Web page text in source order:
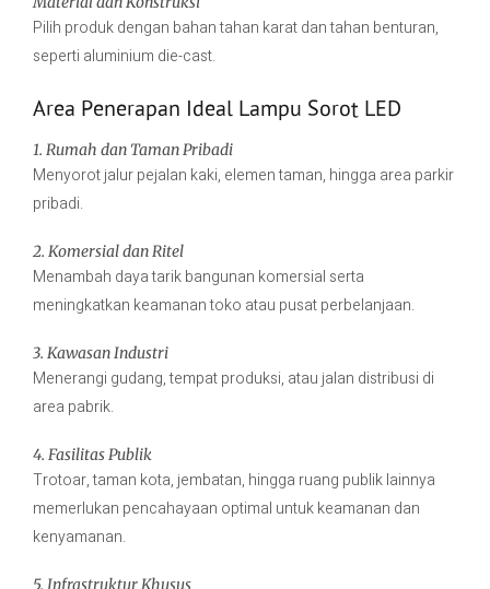
Pilih produk dengan bahan tahan karat dan tahan benturan,
seperti aluminium die-cast.
Area Penerapan Ideal Lampu Sorot LED
1. Rumah dan Taman Pribadi
Menyorot jalur pejalan kaki, elemen taman, hingga area parkir
pribadi.
2. Komersial dan Ritel
Menambah daya tarik bangunan komersial serta
meningkatkan keamanan toko atau pusat perbelanjaan.
3. Kawasan Industri
Menerangi gudang, tempat produksi, atau jalan distribusi di
area pabrik.
4. Fasilitas Publik
Trotoar, taman kota, jembatan, hingga ruang publik lainnya
memerlukan pencahayaan optimal untuk keamanan dan
kenyamanan.
5. Infrastruktur Khusus